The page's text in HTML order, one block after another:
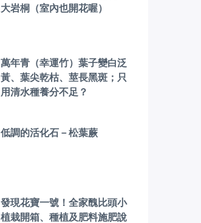
大岩桐（室內也開花喔）
萬年青（幸運竹）葉子變白泛
黃、葉尖乾枯、莖長黑斑；只
用清水種養分不足？
低調的活化石－松葉蕨
發現花寶一號！全家醜比頭小
植栽開箱、種植及肥料施肥說